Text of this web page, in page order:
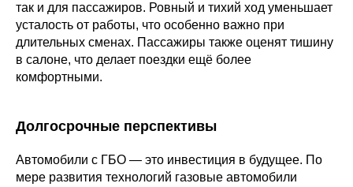
так и для пассажиров. Ровный и тихий ход уменьшает
усталость от работы, что особенно важно при
длительных сменах. Пассажиры также оценят тишину
в салоне, что делает поездки ещё более
комфортными.
Долгосрочные перспективы
Автомобили с ГБО — это инвестиция в будущее. По
мере развития технологий газовые автомобили